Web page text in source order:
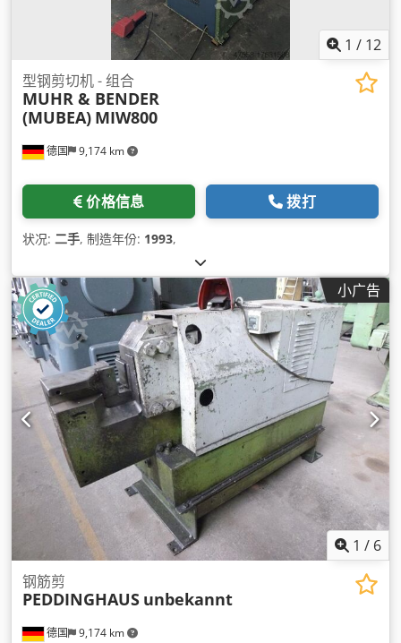
1 / 12
德国 9,174 km
型钢剪切机 - 组合
MUHR & BENDER
(MUBEA) MIW800
价格信息 拨打
状况: 二手, 制造年份: 1993,
小广告
1 / 6
德国 9,174 km
钢筋剪
PEDDINGHAUS unbekannt